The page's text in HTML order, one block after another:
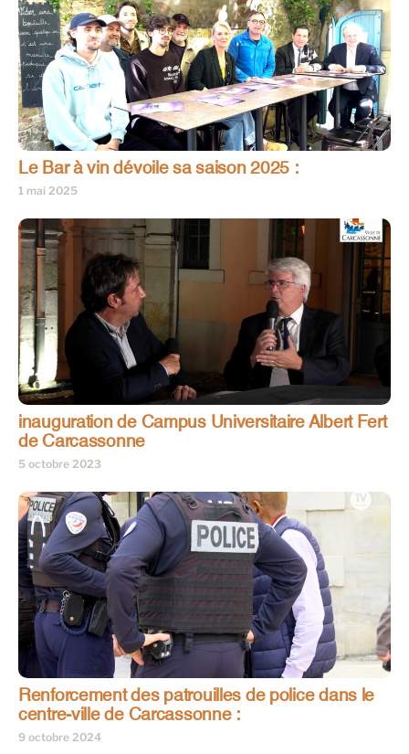
Le Bar à vin dévoile sa saison 2025 :
1 mai 2025
inauguration de Campus Universitaire Albert Fert
de Carcassonne
5 octobre 2023
Renforcement des patrouilles de police dans le
centre-ville de Carcassonne :
9 octobre 2024